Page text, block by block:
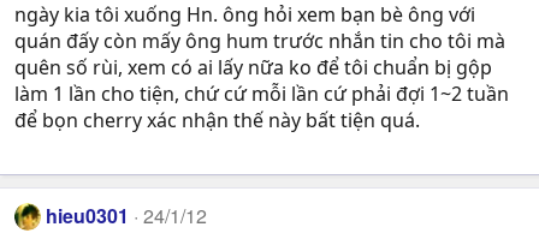
ngày kia tôi xuống Hn. ông hỏi xem bạn bè ông với
quán đấy còn mấy ông hum trước nhắn tin cho tôi mà
quên số rùi, xem có ai lấy nữa ko để tôi chuẩn bị gộp
làm 1 lần cho tiện, chứ cứ mỗi lần cứ phải đợi 1~2 tuần
để bọn cherry xác nhận thế này bất tiện quá.
hieu0301 24/1/12